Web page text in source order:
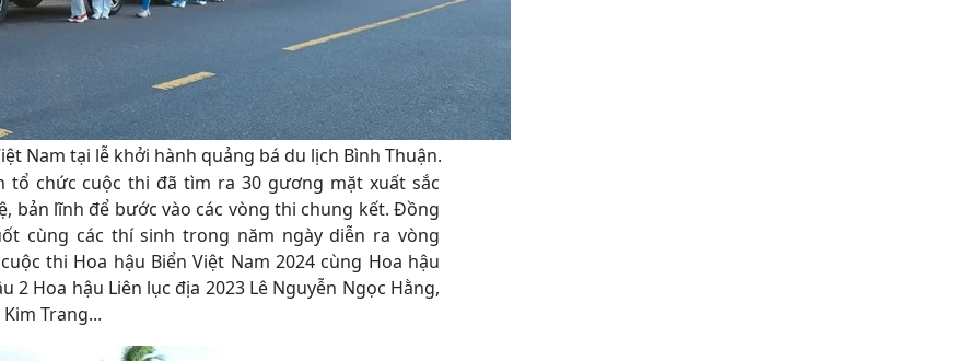
Nam tại lễ khởi hành quảng bá du lịch Bình Thuận.
tổ chức cuộc thi đã tìm ra 30 gương mặt xuất sắc
bản lĩnh để bước vào các vòng thi chung kết. Đồng
cùng các thí sinh trong năm ngày diễn ra vòng
thi Hoa hậu Biển Việt Nam 2024 cùng Hoa hậu
2 Hoa hậu Liên lục địa 2023 Lê Nguyễn Ngọc Hằng,
Trang...